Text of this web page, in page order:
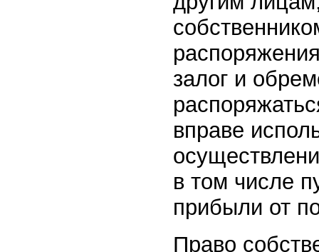
залог и
вправе
в том числе
прибыли от
Право